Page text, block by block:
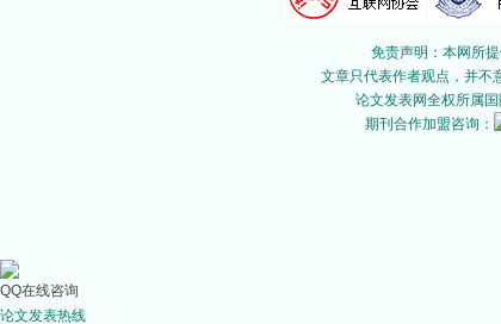
免责声明：本网所
文章只代表作者观点，并不
论文发表网全权所属
期刊合作加盟咨询：
QQ在线咨询
论文发表热线